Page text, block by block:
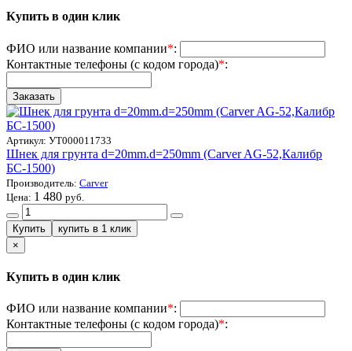
Купить в один клик
ФИО или название компании*:
Контактные телефоны (с кодом города)*:
Артикул: УТ000011733
Шнек для грунта d=20mm.d=250mm (Carver AG-52,Калибр
БС-1500)
Производитель: Carver
Цена: 1 480 руб.
×
Купить в один клик
ФИО или название компании*:
Контактные телефоны (с кодом города)*: